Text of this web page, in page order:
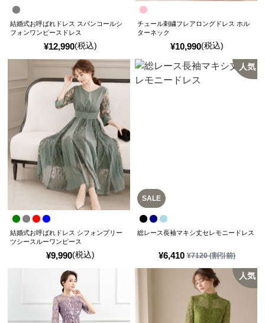
¥12,990(税込)
結婚式お呼ばれドレス スパンコールシ
フォンワンピースドレス
¥10,990(税込)
チュール刺繍フレアロングドレス ホル
ターネック
¥9,990(税込)
結婚式お呼ばれドレス シフォンプリー
ツシースルーワンピース
SALE
人気
¥6,410 ¥7120(割引前)
総レース長袖マキシ丈セレモニードレス
人気